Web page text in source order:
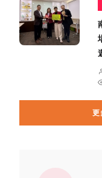
更